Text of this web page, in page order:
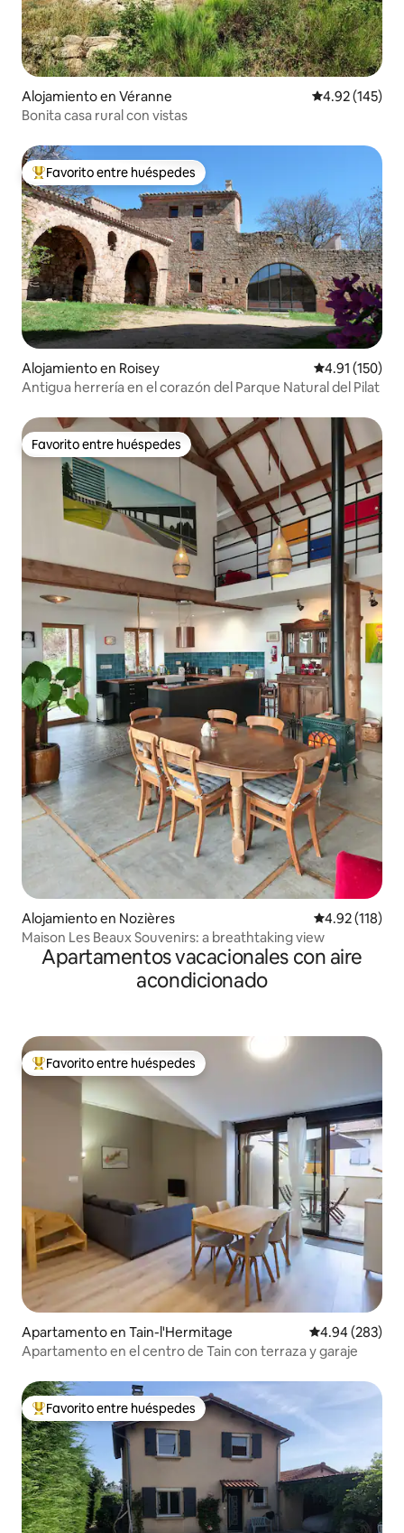
Alojamiento en Véranne Calificación
4.92 (145)
Bonita casa rural con vistas
Favorito entre huéspedes preferido
Favorito entre huéspedes
Alojamiento en Roisey Calificación
4.91 (150)
Antigua herrería en el corazón del Parque Natural del Pilat
Favorito entre huéspedes
Favorito entre huéspedes
Alojamiento en Nozières Calificación
4.92 (118)
Maison Les Beaux Souvenirs: a breathtaking view
Apartamentos vacacionales con aire
acondicionado
Favorito entre huéspedes preferido
Favorito entre huéspedes
Apartamento en Tain-l'Hermitage Calificación
4.94 (283)
Apartamento en el centro de Tain con terraza y garaje
Favorito entre huéspedes preferido
Favorito entre huéspedes